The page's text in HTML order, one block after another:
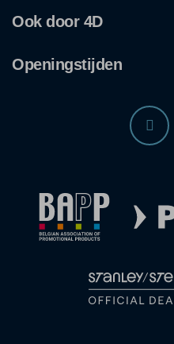
Ook door 4D
Openingstijden